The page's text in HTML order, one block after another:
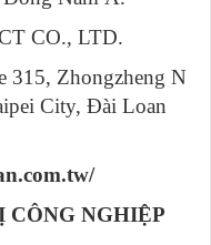
CO., LTD.
315, Zhongzheng N
City, Đài Loan
CÔNG NGHIỆP